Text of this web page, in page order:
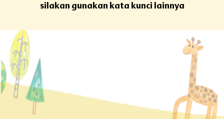
silakan gunakan kata kunci lainnya